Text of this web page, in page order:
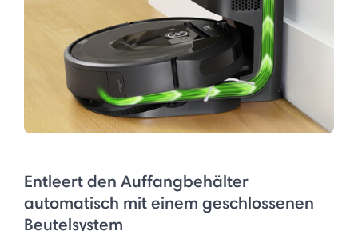
Entleert den Auffangbehälter
automatisch mit einem geschlossenen
Beutelsystem